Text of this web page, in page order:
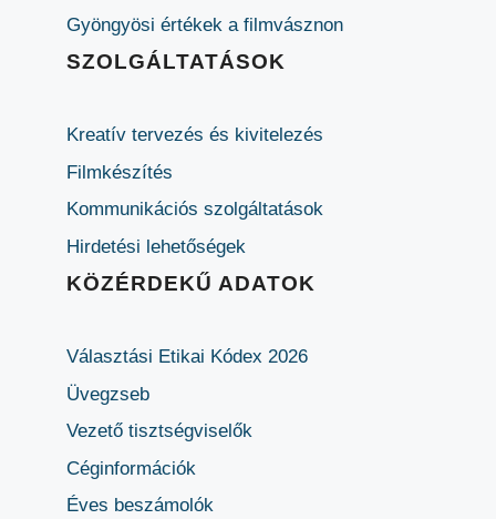
Gyöngyösi értékek a filmvásznon
SZOLGÁLTATÁSOK
Kreatív tervezés és kivitelezés
Filmkészítés
Kommunikációs szolgáltatások
Hirdetési lehetőségek
KÖZÉRDEKŰ ADATOK
Választási Etikai Kódex 2026
Üvegzseb
Vezető tisztségviselők
Céginformációk
Éves beszámolók